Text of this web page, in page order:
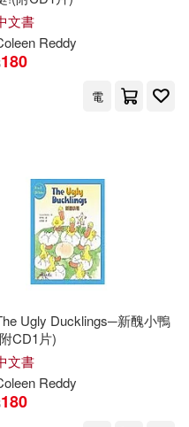
文書
Reddy
180
電
Ugly Ducklings─新醜小鴨
CD1片)
文書
Reddy
180